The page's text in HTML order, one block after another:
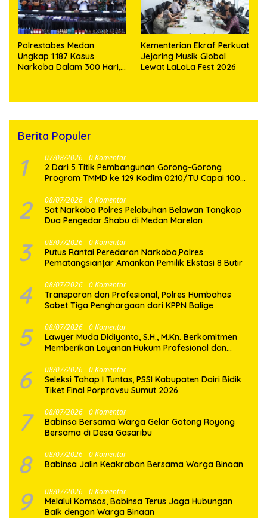
Polrestabes Medan
Ungkap 1.187 Kasus
Narkoba Dalam 300 Hari,
Kementerian Ekraf Perkuat
Jejaring Musik Global
Lewat LaLaLa Fest 2026
Berita Populer
1 07/08/2026 0 Komentar
2 Dari 5 Titik Pembangunan Gorong-Gorong
Program TMMD ke 129 Kodim 0210/TU Capai 100
2 08/07/2026 0 Komentar
Sat Narkoba Polres Pelabuhan Belawan Tangkap
Dua Pengedar Shabu di Medan Marelan
3 08/07/2026 0 Komentar
Putus Rantai Peredaran Narkoba,Polres
Pematangsianțar Amankan Pemilik Ekstasi 8 Butir
4 08/07/2026 0 Komentar
Transparan dan Profesional, Polres Humbahas
Sabet Tiga Penghargaan dari KPPN Balige
5 08/07/2026 0 Komentar
Lawyer Muda Didiyanto, S.H., M.Kn. Berkomitmen
Memberikan Layanan Hukum Profesional dan
6 08/07/2026 0 Komentar
Seleksi Tahap I Tuntas, PSSI Kabupaten Dairi Bidik
Tiket Final Porprovsu Sumut 2026
7 08/07/2026 0 Komentar
Babinsa Bersama Warga Gelar Gotong Royong
Bersama di Desa Gasaribu
8 08/07/2026 0 Komentar
Babinsa Jalin Keakraban Bersama Warga Binaan
9 08/07/2026 0 Komentar
Melalui Komsos, Babinsa Terus Jaga Hubungan
Baik dengan Warga Binaan